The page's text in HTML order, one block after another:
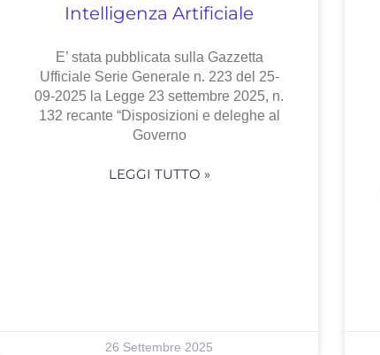
Intelligenza Artificiale
E’ stata pubblicata sulla Gazzetta
Ufficiale Serie Generale n. 223 del 25-
09-2025 la Legge 23 settembre 2025, n.
132 recante “Disposizioni e deleghe al
Governo
LEGGI TUTTO »
26 Settembre 2025